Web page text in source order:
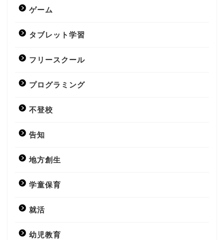
ゲーム
タブレット学習
フリースクール
プログラミング
不登校
告知
地方創生
学童保育
就活
幼児教育